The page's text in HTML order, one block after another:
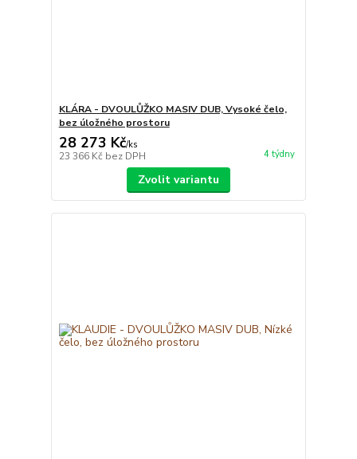
KLÁRA - DVOULŮŽKO MASIV DUB, Vysoké čelo,
bez úložného prostoru
28 273 Kč/ks
23 366 Kč bez DPH 4 týdny
Zvolit variantu